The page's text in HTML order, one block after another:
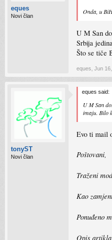
eques
Novi član
Onda, u
U M San
Srbija
Što se tiče
eques Jun
tonyST
Novi član
eques said:
U M San
imaju. Bilo
Evo ti mail
Poštovani,
Traženi
Kao
Ponuđeno
Opis artikla